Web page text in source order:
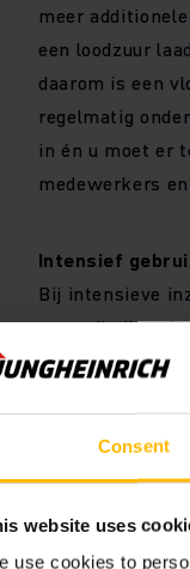
Consent
website uses
use cookies to
meer
een loodzuur
daarom is een
regelmatig
in én u moet er
medewerkers
Intensief
Bij intensieve
een volledig
tijd en
U houdt de